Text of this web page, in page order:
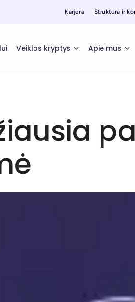
Karjera Struktūra ir
Veiklos kryptys Apie mus